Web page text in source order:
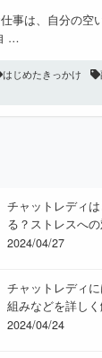
事は、自分の空
…
はじめたきっかけ
チャットレディ
る？ストレスへ
2024/04/27
チャットレディ
組みなどを詳しく
2024/04/24